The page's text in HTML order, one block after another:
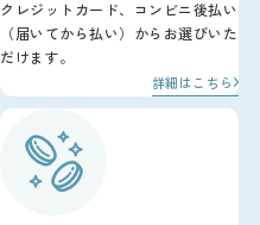
クレジットカード、コンビニ後払い
（届いてから払い）からお選びいた
だけます。
詳細はこちら